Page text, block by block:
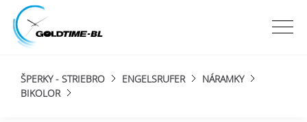
ŠPERKY - STRIEBRO ENGELSRUFER
NÁRAMKY
BIKOLOR